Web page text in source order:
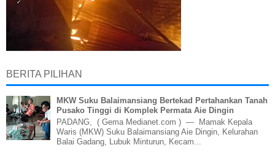
BERITA PILIHAN
MKW Suku Balaimansiang Bertekad Pertahankan Tanah
Pusako Tinggi di Komplek Permata Aie Dingin
PADANG, ( Gema Medianet.com ) — Mamak Kepala
Waris (MKW) Suku Balaimansiang Aie Dingin, Kelurahan
Balai Gadang, Lubuk Minturun, Kecam...